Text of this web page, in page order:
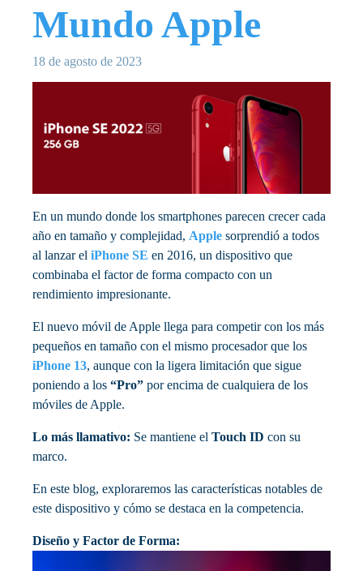
Mundo Apple
18 de agosto de 2023
En un mundo donde los smartphones parecen crecer cada
año en tamaño y complejidad, Apple sorprendió a todos
al lanzar el iPhone SE en 2016, un dispositivo que
combinaba el factor de forma compacto con un
rendimiento impresionante.
El nuevo móvil de Apple llega para competir con los más
pequeños en tamaño con el mismo procesador que los
iPhone 13, aunque con la ligera limitación que sigue
poniendo a los “Pro” por encima de cualquiera de los
móviles de Apple.
Lo más llamativo: Se mantiene el Touch ID con su
marco.
En este blog, exploraremos las características notables de
este dispositivo y cómo se destaca en la competencia.
Diseño y Factor de Forma: